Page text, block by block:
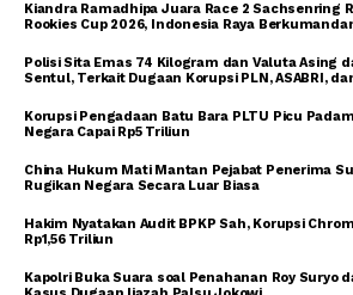
Kiandra Ramadhipa Juara Race 2 Sachsenring
Rookies Cup 2026, Indonesia Raya
Polisi Sita Emas 74 Kilogram dan Valuta Asing
Sentul, Terkait Dugaan Korupsi PLN, ASABRI,
Korupsi Pengadaan Batu Bara PLTU Picu
Negara Capai Rp5 Triliun
China Hukum Mati Mantan Pejabat Penerima
Rugikan Negara Secara Luar Biasa
Hakim Nyatakan Audit BPKP Sah, Korupsi
Rp1,56 Triliun
Kapolri Buka Suara soal Penahanan Roy Suryo